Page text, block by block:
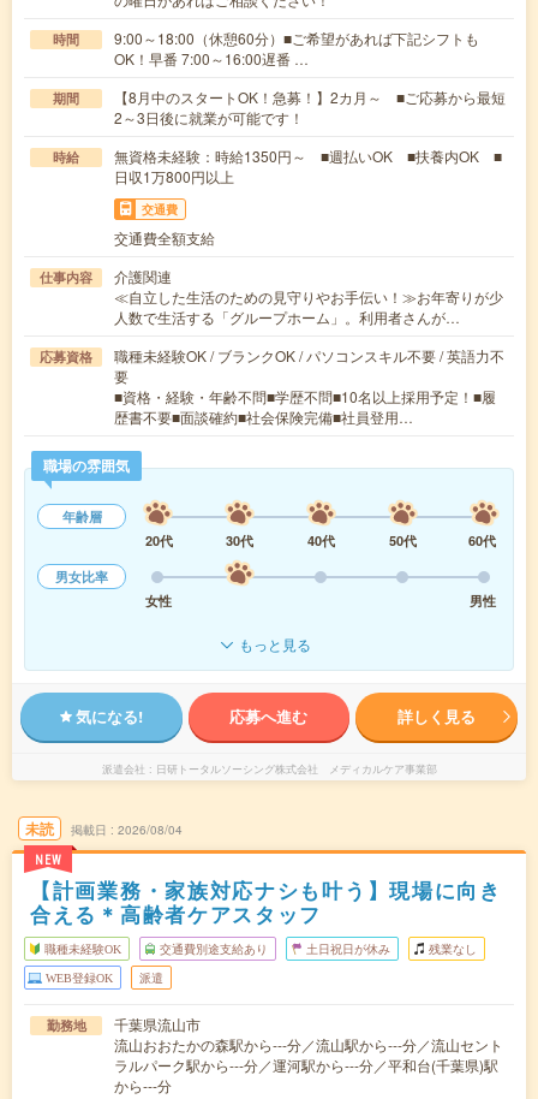
時間
9:00～18:00（休憩60分）■ご希望があれば下記シフトも
OK！早番 7:00～16:00遅番 …
期間
【8月中のスタートOK！急募！】2カ月～ ■ご応募から最短
2～3日後に就業が可能です！
時給
無資格未経験：時給1350円～ ■週払いOK ■扶養内OK ■
日収1万800円以上
交通費
交通費全額支給
仕事内容
介護関連
≪自立した生活のための見守りやお手伝い！≫お年寄りが少
人数で生活する「グループホーム」。利用者さんが…
応募資格
職種未経験OK / ブランクOK / パソコンスキル不要 / 英語力不
要
■資格・経験・年齢不問■学歴不問■10名以上採用予定！■履
歴書不要■面談確約■社会保険完備■社員登用…
職場の雰囲気
年齢層
20代
30代 40代 50代
60代
男女比率
女性
男性
もっと見る
気になる! 応募へ進む 詳しく見る
派遣会社 日研トータルソーシング株式会社 メディカルケア事業部
未読
NEW
掲載日 2026/08/04
【計画業務・家族対応ナシも叶う】現場に向き
合える＊高齢者ケアスタッフ
職種未経験OK 交通費別途支給あり 土日祝日が休み 残業なし
WEB登録OK 派遣
勤務地
千葉県流山市
流山おおたかの森駅から---分／流山駅から---分／流山セント
ラルパーク駅から---分／運河駅から---分／平和台(千葉県)駅
から---分